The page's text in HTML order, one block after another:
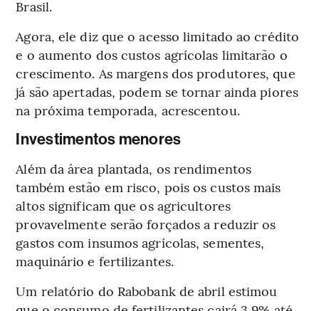
Brasil.
Agora, ele diz que o acesso limitado ao crédito
e o aumento dos custos agrícolas limitarão o
crescimento. As margens dos produtores, que
já são apertadas, podem se tornar ainda piores
na próxima temporada, acrescentou.
Investimentos menores
Além da área plantada, os rendimentos
também estão em risco, pois os custos mais
altos significam que os agricultores
provavelmente serão forçados a reduzir os
gastos com insumos agrícolas, sementes,
maquinário e fertilizantes.
Um relatório do Rabobank de abril estimou